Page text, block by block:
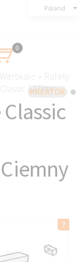
KREATOR
Poland
0
› Rolety
127mm